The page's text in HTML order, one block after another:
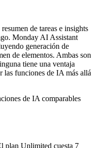
de tareas e insights
Monday AI Assistant
generación de
de elementos. Ambas son
tiene una ventaja
las funciones de IA más allá
de IA comparables
plan Unlimited cuesta 7